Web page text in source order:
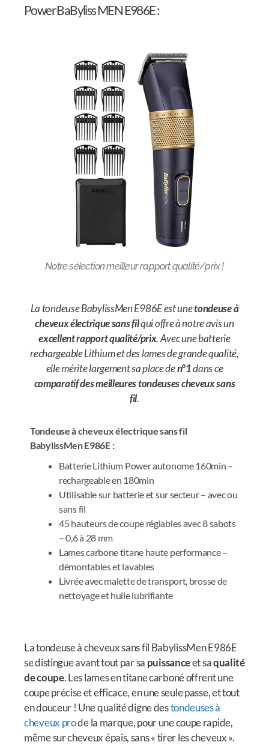
Power BaByliss MEN E986E :
Notre sélection meilleur rapport qualité/prix !
La tondeuse BabylissMen E986E est unetondeuse à
cheveux électrique sans filqui offre à notre avis un
excellent rapport qualité/prix. Avec une batterie
rechargeable Lithium et des lames de grande qualité,
elle mérite largement sa place den°1dans ce
comparatif des meilleures tondeuses cheveux sans
fil.
Tondeuse à cheveux électrique sans fil
BabylissMen E986E :
Batterie Lithium Power autonome 160min –
rechargeable en 180min
Utilisable sur batterie et sur secteur – avec ou
sans fil
45 hauteurs de coupe réglables avec 8 sabots
– 0,6 à 28 mm
Lames carbone titane haute performance –
démontables et lavables
Livrée avec malette de transport, brosse de
nettoyage et huile lubrifiante
La tondeuse à cheveux sans fil BabylissMen E986E
se distingue avant tout par sa puissanceet saqualité
de coupe. Les lames en titane carboné offrent une
coupe précise et efficace, en une seule passe, et tout
en douceur ! Une qualité digne destondeuses à
cheveux prode la marque, pour une coupe rapide,
même sur cheveux épais, sans « tirer les cheveux ».